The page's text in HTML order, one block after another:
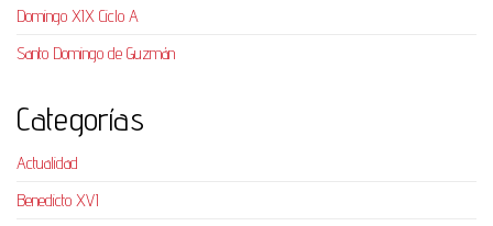
Domingo XIX Ciclo A
Santo Domingo de Guzmán
Categorías
Actualidad
Benedicto XVI